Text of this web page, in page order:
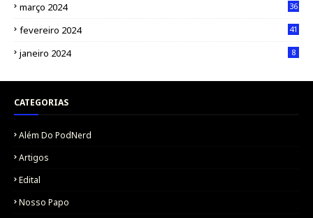
março 2024 36
fevereiro 2024 41
janeiro 2024 8
CATEGORIAS
Além Do PodNerd
Artigos
Edital
Nosso Papo